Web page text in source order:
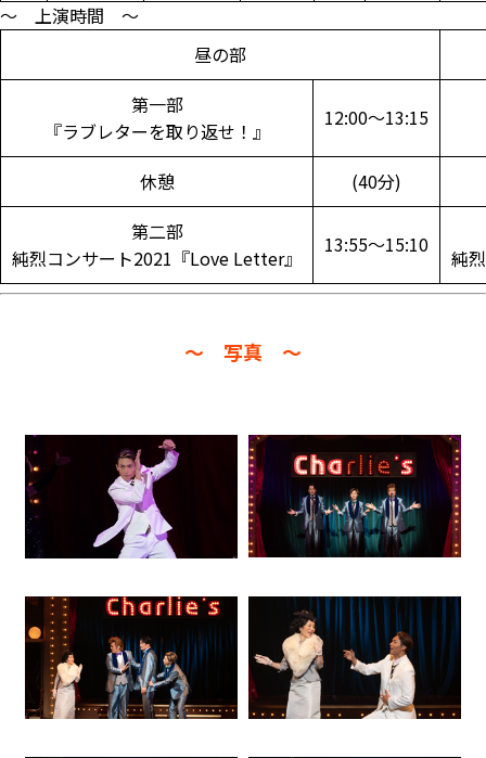
～ 上演時間 ～
昼の部
第一部
『ラブレターを取り返せ！』
12:00～13:15
休憩
(40分)
第二部
純烈コンサート2021『Love Letter』
13:55～15:10
純
～ 写真 ～